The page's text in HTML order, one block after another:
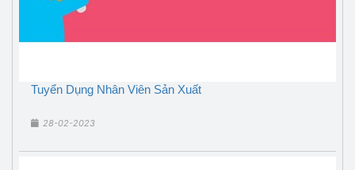
Tuyển Dụng Nhân Viên Sản Xuất
28-02-2023